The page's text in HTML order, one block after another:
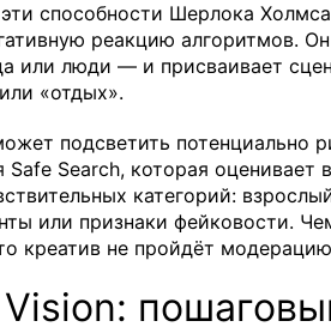
способности Шерлока
реакцию алгоритмов.
или люди — и присваивает
«отдых».
подсветить потенциально
Search, которая оценивает
категорий:
или признаки фейковости.
креатив не пройдёт